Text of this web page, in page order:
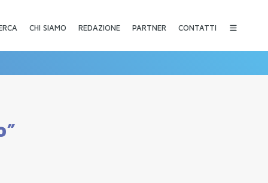
CHI SIAMO REDAZIONE PARTNER CONTATTI